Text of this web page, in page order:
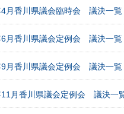
4月香川県議会臨時会 議決一覧
6月香川県議会定例会 議決一覧
9月香川県議会定例会 議決一覧
11月香川県議会定例会 議決一